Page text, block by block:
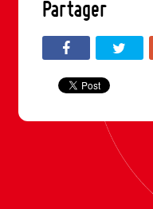
Partager